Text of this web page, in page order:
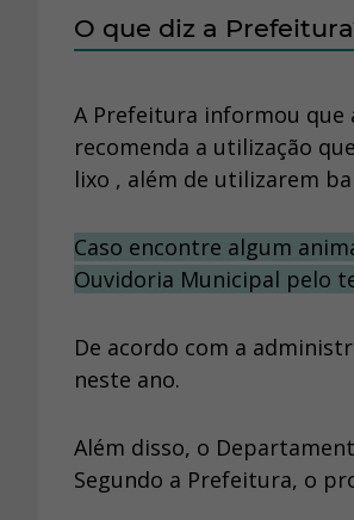
O que diz a
A Prefeitura informou que
recomenda a utilização
lixo , além de utilizarem
Caso encontre algum
Ouvidoria Municipal pelo
De acordo com a
neste ano.
Além disso, o
Segundo a Prefeitura, o